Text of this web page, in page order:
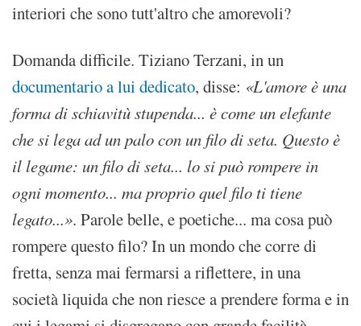
interiori che sono tutt'altro che amorevoli?
Domanda difficile. Tiziano Terzani, in un
documentario a lui dedicato, disse: «L'amore è una
forma di schiavitù stupenda... è come un elefante
che si lega ad un palo con un filo di seta. Questo è
il legame: un filo di seta... lo si può rompere in
ogni momento... ma proprio quel filo ti tiene
legato...». Parole belle, e poetiche... ma cosa può
rompere questo filo? In un mondo che corre di
fretta, senza mai fermarsi a riflettere, in una
società liquida che non riesce a prendere forma e in